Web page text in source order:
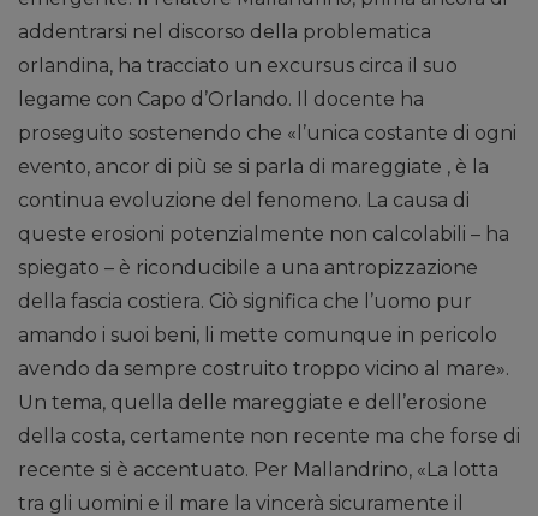
addentrarsi nel discorso della problematica
orlandina, ha tracciato un excursus circa il suo
legame con Capo d’Orlando. Il docente ha
proseguito sostenendo che «l’unica costante di ogni
evento, ancor di più se si parla di mareggiate , è la
continua evoluzione del fenomeno. La causa di
queste erosioni potenzialmente non calcolabili – ha
spiegato – è riconducibile a una antropizzazione
della fascia costiera. Ciò significa che l’uomo pur
amando i suoi beni, li mette comunque in pericolo
avendo da sempre costruito troppo vicino al mare».
Un tema, quella delle mareggiate e dell’erosione
della costa, certamente non recente ma che forse di
recente si è accentuato. Per Mallandrino, «La lotta
tra gli uomini e il mare la vincerà sicuramente il